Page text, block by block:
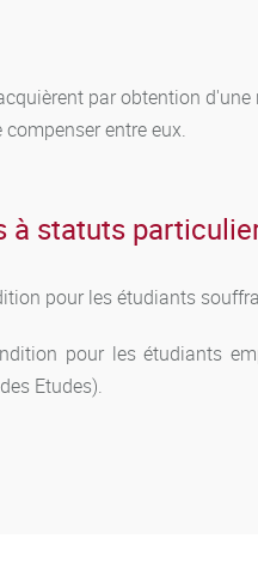
par obtention
entre eux.
à statuts
pour les étudiants
pour les étudiants
Etudes).